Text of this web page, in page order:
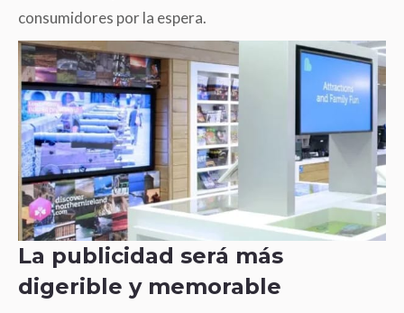
consumidores por la espera.
La publicidad será más
digerible y memorable